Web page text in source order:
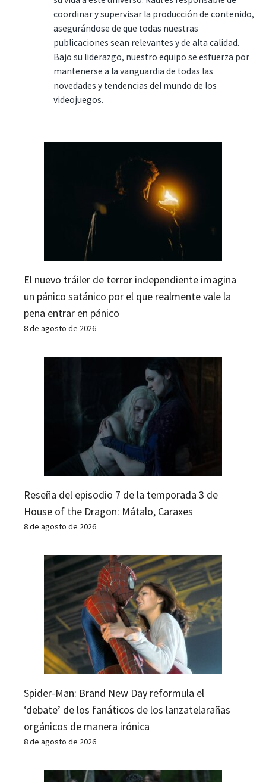
coordinar y supervisar la producción de contenido,
asegurándose de que todas nuestras
publicaciones sean relevantes y de alta calidad.
Bajo su liderazgo, nuestro equipo se esfuerza por
mantenerse a la vanguardia de todas las
novedades y tendencias del mundo de los
videojuegos.
El nuevo tráiler de terror independiente imagina
un pánico satánico por el que realmente vale la
pena entrar en pánico
8 de agosto de 2026
Reseña del episodio 7 de la temporada 3 de
House of the Dragon: Mátalo, Caraxes
8 de agosto de 2026
Spider-Man: Brand New Day reformula el
‘debate’ de los fanáticos de los lanzatelarañas
orgánicos de manera irónica
8 de agosto de 2026